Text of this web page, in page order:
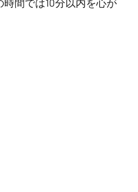
間では10分以内を心が